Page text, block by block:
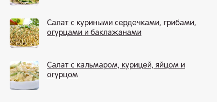
Салат с куриными сердечками, грибами,
огурцами и баклажанами
Салат с кальмаром, курицей, яйцом и
огурцом